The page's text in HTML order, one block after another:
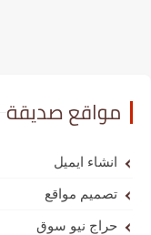
مواقع صديقة
انشاء ايميل
تصميم مواقع
حراج نيو سوق